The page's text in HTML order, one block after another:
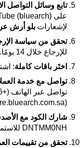
تابع وسائل التواصل
لإشعارات بلو أرش
تحقق من سياسة
للإرجاع خلال 14 يومًا.
اختَر باقات كاملة:
تواصل مع خدمة
(support@store.bluearch.com.sa).
شارك الكود مع
DNTMM0NH للاستمتاع بالخصم.
تحقق من تقييمات